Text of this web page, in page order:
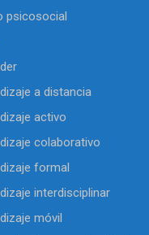
psicosocial
a distancia
activo
colaborativo
formal
interdisciplinar
móvil